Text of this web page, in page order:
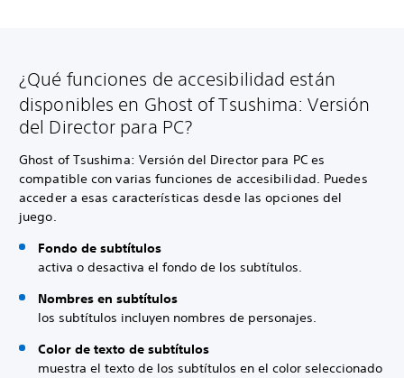
¿Qué funciones de accesibilidad están
disponibles en Ghost of Tsushima: Versión
del Director para PC?
Ghost of Tsushima: Versión del Director para PC es
compatible con varias funciones de accesibilidad. Puedes
acceder a esas características desde las opciones del
juego.
Fondo de subtítulos
activa o desactiva el fondo de los subtítulos.
Nombres en subtítulos
los subtítulos incluyen nombres de personajes.
Color de texto de subtítulos
muestra el texto de los subtítulos en el color seleccionado